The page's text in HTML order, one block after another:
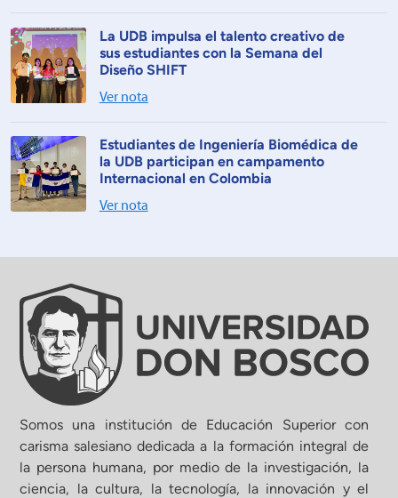
La UDB impulsa el talento creativo de
sus estudiantes con la Semana del
Diseño SHIFT
Ver nota
Estudiantes de Ingeniería Biomédica de
la UDB participan en campamento
Internacional en Colombia
Ver nota
Somos una institución de Educación Superior con
carisma salesiano dedicada a la formación integral de
la persona humana, por medio de la investigación, la
ciencia, la cultura, la tecnología, la innovación y el